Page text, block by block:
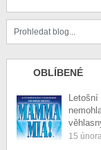
OBLÍBENÉ
15